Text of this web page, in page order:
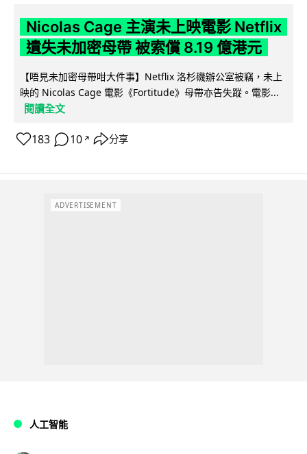
Nicolas Cage 主演未上映電影 Netflix
遺失未加密母帶 被索償 8.19 億港元
【唔見未加密母帶咁大件事】Netflix 洛杉磯辦公室被竊，未上
映的 Nicolas Cage 電影《Fortitude》母帶亦告失蹤。電影...
閱讀全文
183 10 ↗ 分享
ADVERTISEMENT
人工智能